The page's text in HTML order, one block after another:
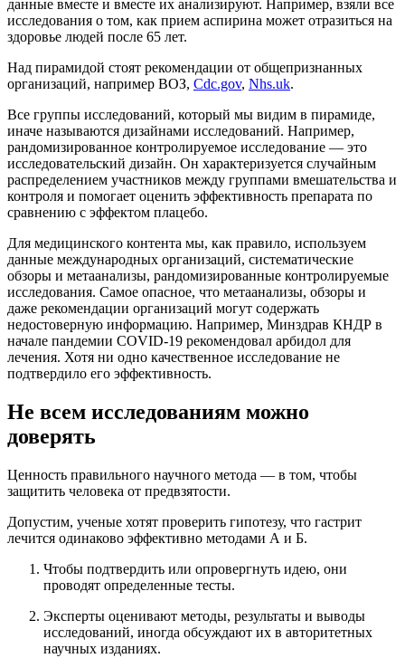
данные вместе и вместе их анализируют. Например, взяли все
исследования о том, как прием аспирина может отразиться на
здоровье людей после 65 лет.
Над пирамидой стоят рекомендации от общепризнанных
организаций, например ВОЗ, Cdc.gov, Nhs.uk.
Все группы исследований, который мы видим в пирамиде,
иначе называются дизайнами исследований. Например,
рандомизированное контролируемое исследование — это
исследовательский дизайн. Он характеризуется случайным
распределением участников между группами вмешательства и
контроля и помогает оценить эффективность препарата по
сравнению с эффектом плацебо.
Для медицинского контента мы, как правило, используем
данные международных организаций, систематические
обзоры и метаанализы, рандомизированные контролируемые
исследования. Самое опасное, что метаанализы, обзоры и
даже рекомендации организаций могут содержать
недостоверную информацию. Например, Минздрав КНДР в
начале пандемии COVID-19 рекомендовал арбидол для
лечения. Хотя ни одно качественное исследование не
подтвердило его эффективность.
Не всем исследованиям можно
доверять
Ценность правильного научного метода — в том, чтобы
защитить человека от предвзятости.
Допустим, ученые хотят проверить гипотезу, что гастрит
лечится одинаково эффективно методами А и Б.
Чтобы подтвердить или опровергнуть идею, они
проводят определенные тесты.
Эксперты оценивают методы, результаты и выводы
исследований, иногда обсуждают их в авторитетных
научных изданиях.